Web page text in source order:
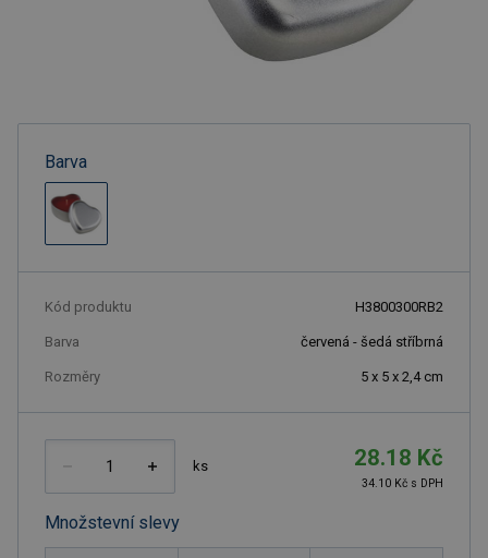
Barva
Kód produktu H3800300RB2
Barva červená - šedá stříbrná
Rozměry 5 x 5 x 2,4 cm
ks 28.18 Kč
34.10 Kč s DPH
Množstevní slevy